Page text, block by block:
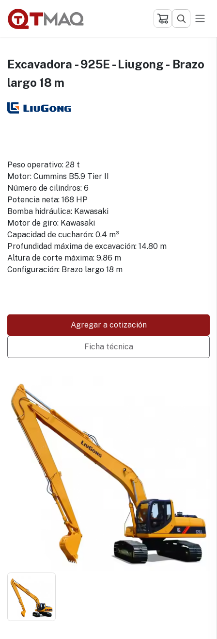
Excavadora - 925E - Liugong - Brazo
largo 18 m
Peso operativo: 28 t
Motor: Cummins B5.9 Tier II
Número de cilindros: 6
Potencia neta: 168 HP
Bomba hidráulica: Kawasaki
Motor de giro: Kawasaki
Capacidad de cucharón: 0.4 m³
Profundidad máxima de excavación: 14.80 m
Altura de corte máxima: 9.86 m
Configuración: Brazo largo 18 m
Agregar a cotización
Ficha técnica